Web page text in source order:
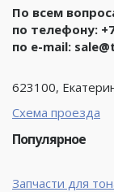
По всем
по телефону:
по e-mail:
623100,
Схема проезда
Популярное
Запчасти для